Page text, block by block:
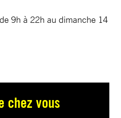
9h à 22h au dimanche 14
chez vous